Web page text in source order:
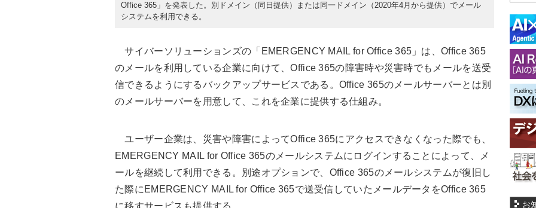
Office 365」を発表した。別ドメイン（同日提供）または同一ドメイン（2020年4月から提供）でメール
システムを利用できる。
サイバーソリューションズの「EMERGENCY MAIL for Office 365」は、Office 365
のメールを利用している企業に向けて、Office 365の障害時や災害時でもメールを送受
信できるようにするバックアップサービスである。Office 365のメールサーバーとは別
のメールサーバーを用意して、これを企業に提供する仕組み。
ユーザー企業は、災害や障害によってOffice 365にアクセスできなくなった際でも、
EMERGENCY MAIL for Office 365のメールシステムにログインすることによって、メ
ールを継続して利用できる。別途オプションで、Office 365のメールシステムが復旧し
た際にEMERGENCY MAIL for Office 365で送受信していたメールデータをOffice 365
お